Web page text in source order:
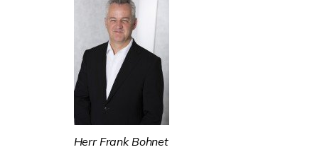
Herr Frank Bohnet